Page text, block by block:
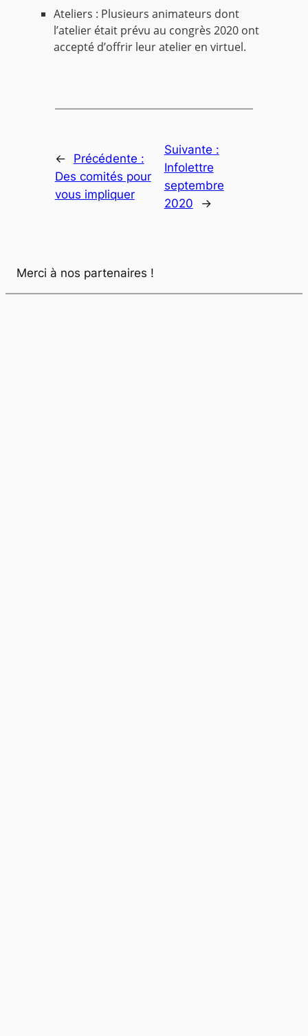
Ateliers : Plusieurs animateurs dont
l’atelier était prévu au congrès 2020 ont
accepté d’offrir leur atelier en virtuel.
←
Précédente :
Des comités pour
vous impliquer
Suivante :
Infolettre
septembre
2020
→
Merci à nos partenaires !